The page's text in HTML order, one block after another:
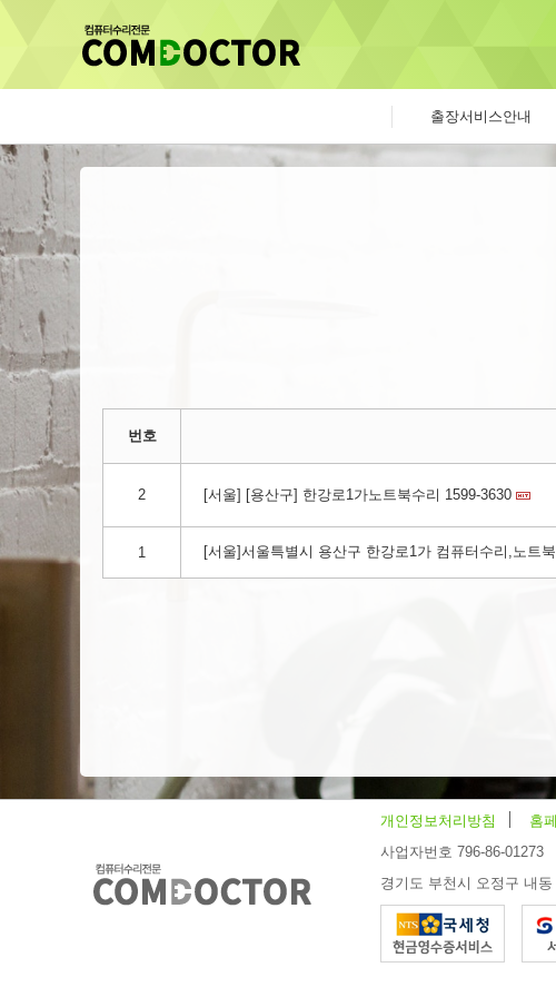
출장서비스안내
번호
2 [서울] [용산구] 한강로1가​노트북수리 1599-3630
1 [서울]서울특별시 용산구 한강로1가 컴퓨터수리,노트
개인정보처리방침 홈
사업자번호 796-86-01273
경기도 부천시 오정구 내